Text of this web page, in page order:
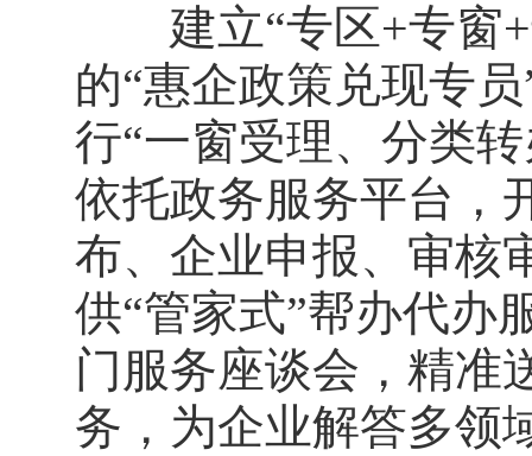
建立“专区+专窗+
的“惠企政策兑现专
行“一窗受理、分类
依托政务服务平台，
布、企业申报、审核
供“管家式”帮办代办
门服务座谈会，精准
务，为企业解答多领